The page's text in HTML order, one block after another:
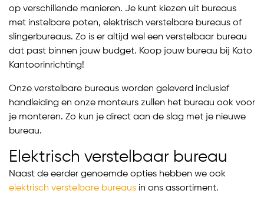
op verschillende manieren. Je kunt kiezen uit bureaus
met instelbare poten, elektrisch verstelbare bureaus of
slingerbureaus. Zo is er altijd wel een verstelbaar bureau
dat past binnen jouw budget. Koop jouw bureau bij Kato
Kantoorinrichting!
Onze verstelbare bureaus worden geleverd inclusief
handleiding en onze monteurs zullen het bureau ook voor
je monteren. Zo kun je direct aan de slag met je nieuwe
bureau.
Elektrisch verstelbaar bureau
Naast de eerder genoemde opties hebben we ook
elektrisch verstelbare bureaus in ons assortiment.